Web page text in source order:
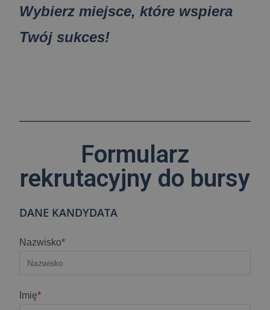
Wybierz miejsce, które wspiera
Twój sukces!
Formularz
rekrutacyjny do bursy
DANE KANDYDATA
Nazwisko*
Imię*